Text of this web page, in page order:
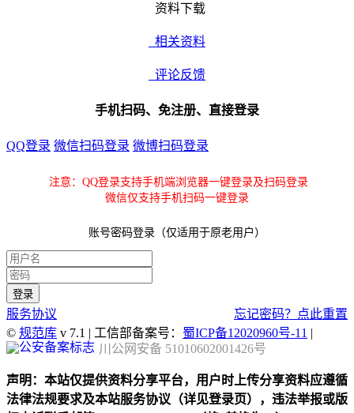
资料下载
相关资料
评论反馈
手机扫码、免注册、直接登录
QQ登录 微信扫码登录 微博扫码登录
注意：QQ登录支持手机端浏览器一键登录及扫码登录
微信仅支持手机扫码一键登录
账号密码登录（仅适用于原老用户）
服务协议
忘记密码？点此重置
© 规范库 v 7.1 | 工信部备案号： 蜀ICP备12020960号-11 |
川公网安备 51010602001426号
声明：本站仅提供资料分享平台，用户时上传分享资料应遵循
法律法规要求及本站服务协议（详见登录页），违法举报或版